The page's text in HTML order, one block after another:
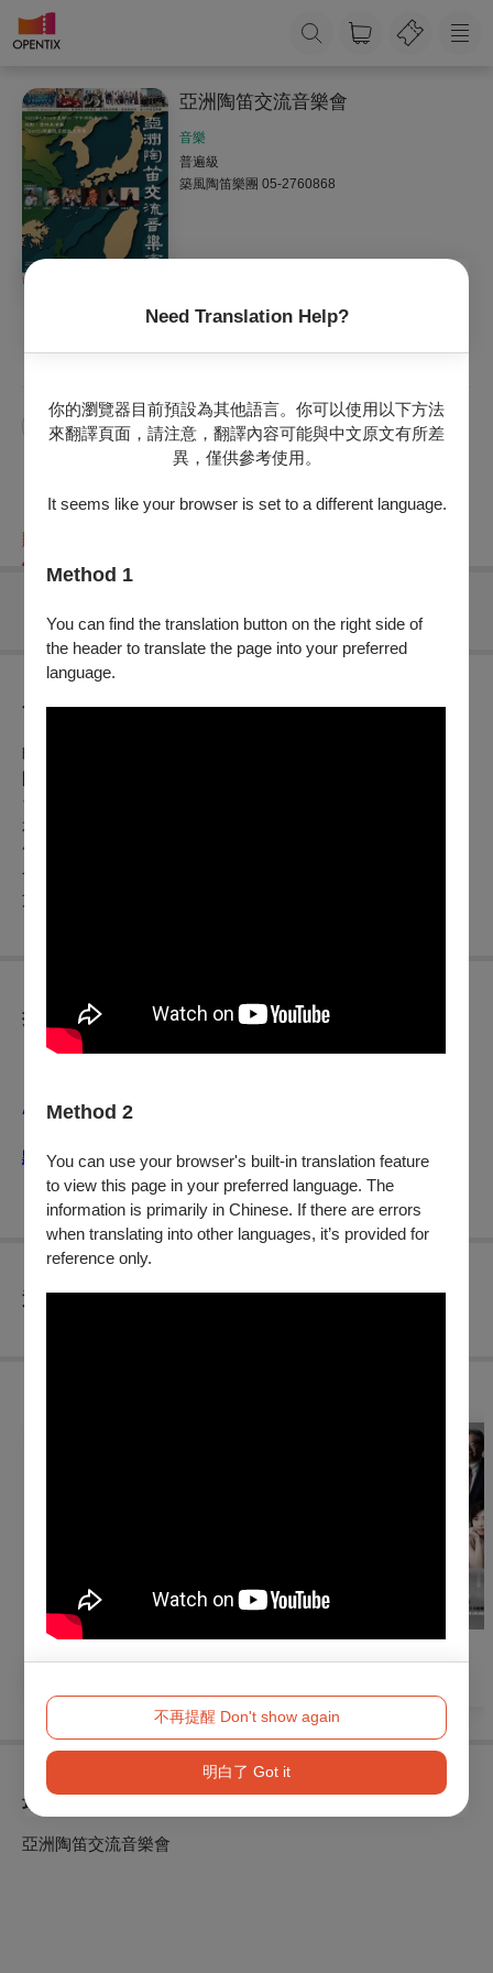
Need Translation Help?
你的瀏覽器目前預設為其他語言。你可以使用以下方法
來翻譯頁面，請注意，翻譯內容可能與中文原文有所差
異，僅供參考使用。
It seems like your browser is set to a different language.
Method 1
You can find the translation button on the right side of
the header to translate the page into your preferred
language.
Method 2
You can use your browser's built-in translation feature
to view this page in your preferred language. The
information is primarily in Chinese. If there are errors
when translating into other languages, it’s provided for
reference only.
不再提醒 Don't show again
明白了 Got it
亞洲陶笛交流音樂會
音樂
普遍級
築風陶笛樂團 05-2760868
亞洲陶笛
購票資訊
節目介紹
暌違多年的亞洲陶笛交流音樂會於雲林表演廳隆重舉行，成為
陶笛愛好者與廣大民眾的一場音樂盛宴。本次活動集結了來自
台灣與亞洲地區的優秀陶笛演出團體與個人，演出陣容包含日
本陶笛大師宗次郎、韓國朴鳳圭陶笛演奏家及其團隊、香港陶
笛演奏家原樂天及香港陶笛樂團、還有多個台灣陶笛團隊，包
含築風陶笛樂團、雲林陶笛班等，為觀眾呈現一場跨國界、跨
文化的音樂饗宴。
折扣方案
※本活動免費參加，須一人一票入場。
APP取票，並於活動日向場館人員出示電子票券驗票入場。
點、便利超商等均不開放購票及取票)
一個OPENTIX帳號限購4張
退換須知 查看
戲劇
戲劇
音樂
最近瀏覽
亞洲陶笛交流音樂會